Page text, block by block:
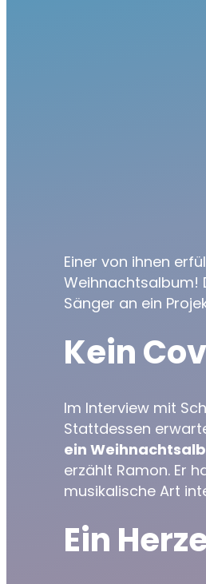
Einer von ihnen
Weihnachtsalbum!
Sänger an ein
Kein
Im Interview mit
Stattdessen
ein
erzählt Ramon. Er
musikalische Art
Ein